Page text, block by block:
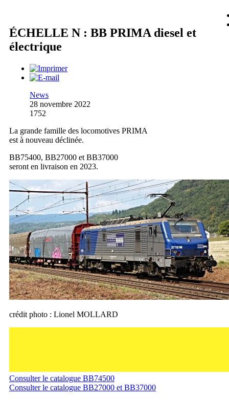
ÉCHELLE N : BB PRIMA diesel et
électrique
News
28 novembre 2022
1752
La grande famille des locomotives PRIMA
est à nouveau déclinée.
BB75400, BB27000 et BB37000
seront en livraison en 2023.
crédit photo : Lionel MOLLARD
Consulter le catalogue BB74500
Consulter le catalogue BB27000 et BB37000